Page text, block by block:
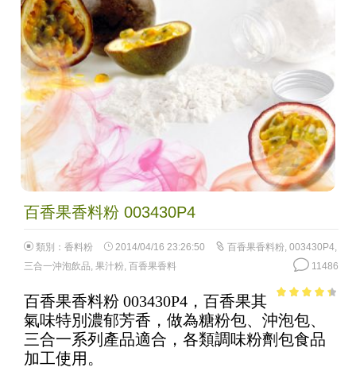
百香果香料粉 003430P4
類別： 香料粉 2014/04/16 23:26:50 百香果香料粉, 003430P4,
三合一沖泡飲品, 果汁粉, 百香果香料 11486
of 5
百香果香料粉 003430P4，百香果其
氣味特別濃郁芳香，做為糖粉包、沖泡包、
三合一系列產品適合，各類調味粉劑包食品
加工使用。